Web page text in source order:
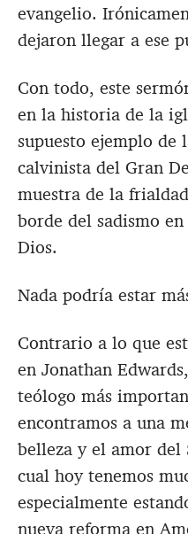
evangelio.
dejaron llegar a ese
Con todo, este
en la historia de la
supuesto ejemplo
calvinista del Gran
muestra de la
borde del sadismo
Dios.
Nada podría estar
Contrario a lo que
en Jonathan
teólogo más
encontramos a una
belleza y el amor del
cual hoy tenemos
especialmente
nueva reforma en